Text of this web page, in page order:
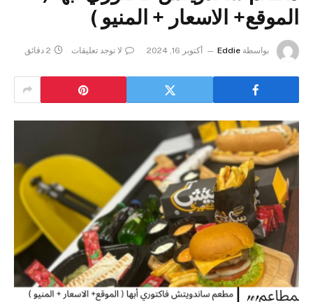
الموقع+ الاسعار + المنيو )
بواسطة Eddie أكتوبر 16, 2024 لا توجد تعليقات 2 دقائق